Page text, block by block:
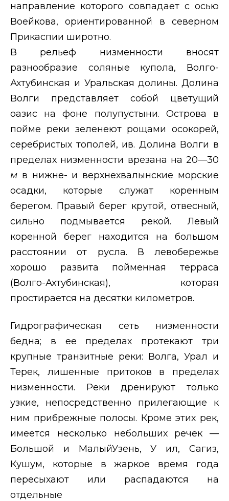
направление которого совпадает с осью
Воейкова, ориентированной в северном
Прикаспии широтно.
В рельеф низменности вносят
разнообразие соляные купола, Волго-
Ахтубинская и Уральская долины. Долина
Волги представляет собой цветущий
оазис на фоне полупустыни. Острова в
пойме реки зеленеют рощами осокорей,
серебристых тополей, ив. Долина Волги в
пределах низменности врезана на 20—30
м в нижне- и верхнехвалынские морские
осадки, которые служат коренным
берегом. Правый берег крутой, отвесный,
сильно подмывается рекой. Левый
коренной берег находится на большом
расстоянии от русла. В левобережье
хорошо развита пойменная терраса
(Волго-Ахтубинская), которая
простирается на десятки километров.
Гидрографическая сеть низменности
бедна; в ее пределах протекают три
крупные транзитные реки: Волга, Урал и
Терек, лишенные притоков в пределах
низменности. Реки дренируют только
узкие, непосредственно прилегающие к
ним прибрежные полосы. Кроме этих рек,
имеется несколько небольших речек —
Большой и МалыйУзень, У ил, Сагиз,
Кушум, которые в жаркое время года
пересыхают или распадаются на
отдельные